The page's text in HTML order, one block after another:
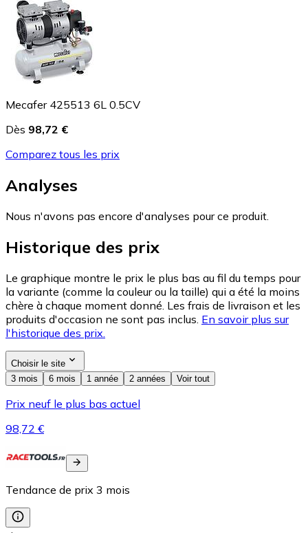
Mecafer 425513 6L 0.5CV
Dès 98,72 €
Comparez tous les prix
Analyses
Nous n'avons pas encore d'analyses pour ce produit.
Historique des prix
Le graphique montre le prix le plus bas au fil du temps pour
la variante (comme la couleur ou la taille) qui a été la moins
chère à chaque moment donné. Les frais de livraison et les
produits d'occasion ne sont pas inclus. En savoir plus sur
l'historique des prix.
Choisir le site
3 mois
6 mois 1 année 2 années Voir tout
Prix neuf le plus bas actuel
98,72 €
Tendance de prix 3 mois